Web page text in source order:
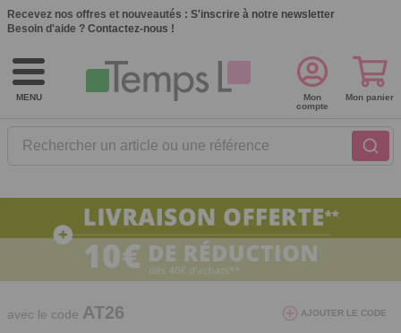
Recevez nos offres et nouveautés : S'inscrire à notre newsletter
Besoin d'aide ? Contactez-nous !
MENU
Rechercher un article ou une référence
Mon
compte
Mon panier
10€ de réduction dès 40€ d'achat. Offre
valable du 03/08/2026 au 12/08/2026.
avec le code AT26 AJOUTER LE CODE